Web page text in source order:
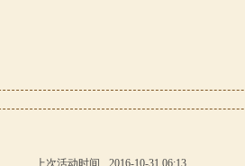
上次活动时间 2016-10-31 06:13